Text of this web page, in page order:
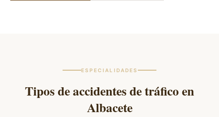
ESPECIALIDADES
Tipos de accidentes de tráfico en
Albacete